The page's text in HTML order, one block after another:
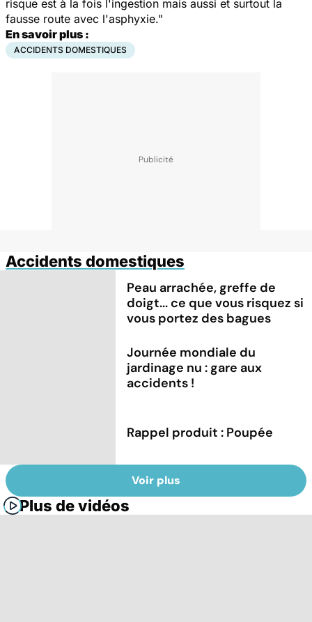
risque est à la fois l'ingestion mais aussi et surtout la
fausse route avec l'asphyxie."
En savoir plus :
ACCIDENTS DOMESTIQUES
Accidents domestiques
Peau arrachée, greffe de
doigt... ce que vous risquez si
vous portez des bagues
Journée mondiale du
jardinage nu : gare aux
accidents !
Rappel produit : Poupée
Voir plus
Plus de vidéos